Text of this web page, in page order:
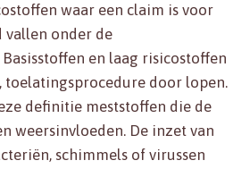
waar een claim is voor
onder de
en laag risicostoffen
toelatingsprocedure door lopen.
definitie meststoffen die de
weersinvloeden. De inzet van
schimmels of virussen